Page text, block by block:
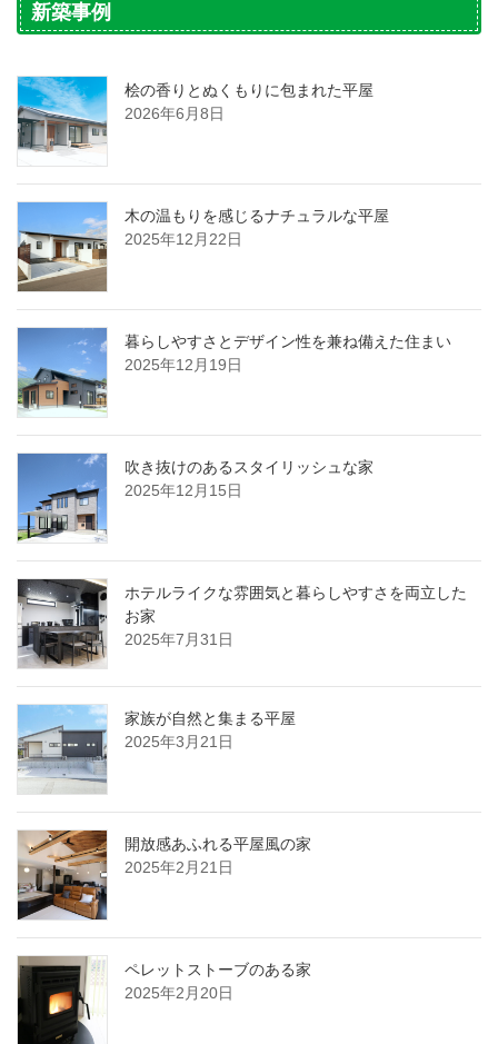
新築事例
桧の香りとぬくもりに包まれた平屋
2026年6月8日
木の温もりを感じるナチュラルな平屋
2025年12月22日
暮らしやすさとデザイン性を兼ね備えた住まい
2025年12月19日
吹き抜けのあるスタイリッシュな家
2025年12月15日
ホテルライクな雰囲気と暮らしやすさを両立した
お家
2025年7月31日
家族が自然と集まる平屋
2025年3月21日
開放感あふれる平屋風の家
2025年2月21日
ペレットストーブのある家
2025年2月20日